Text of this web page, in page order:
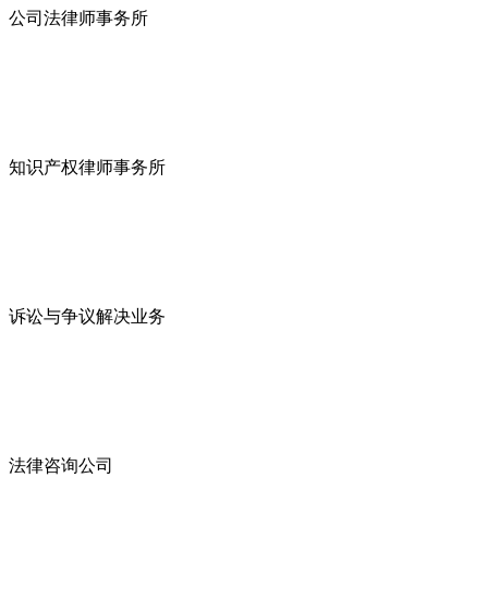
公司法律师事务所
知识产权律师事务所
诉讼与争议解决业务
法律咨询公司